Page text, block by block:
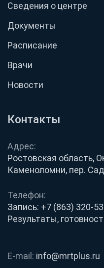
Контакты
Адрес:
Ростовская область,
Каменоломни, пер.
Телефон:
Запись: +7 (863) 320-
Результаты,
E-mail: info@mrtplus.ru
Сведения о центре
Документы
Расписание
Врачи
Новости